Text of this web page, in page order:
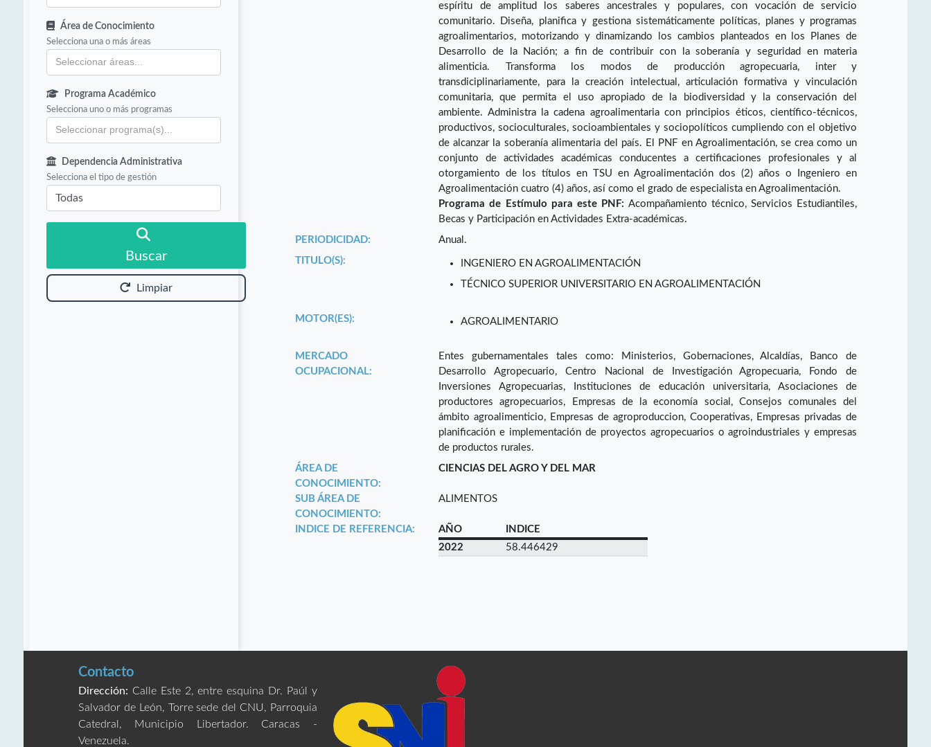
Área de Conocimiento
Selecciona una o más áreas
Programa Académico
Selecciona uno o más programas
Dependencia Administrativa
Selecciona el tipo de gestión
Buscar
Limpiar
espíritu de amplitud los saberes ancestrales y populares, con vocación de servicio
comunitario. Diseña, planifica y gestiona sistemáticamente políticas, planes y programas
agroalimentarios, motorizando y dinamizando los cambios planteados en los Planes de
Desarrollo de la Nación; a fin de contribuir con la soberanía y seguridad en materia
alimenticia. Transforma los modos de producción agropecuaria, inter y
transdiciplinariamente, para la creación intelectual, articulación formativa y vinculación
comunitaria, que permita el uso apropiado de la biodiversidad y la conservación del
ambiente. Administra la cadena agroalimentaria con principios éticos, científico-técnicos,
productivos, socioculturales, socioambientales y sociopolíticos cumpliendo con el objetivo
de alcanzar la soberanía alimentaria del país. El PNF en Agroalimentación, se crea como un
conjunto de actividades académicas conducentes a certificaciones profesionales y al
otorgamiento de los títulos en TSU en Agroalimentación dos (2) años o Ingeniero en
Agroalimentación cuatro (4) años, así como el grado de especialista en Agroalimentación.
Programa de Estímulo para este PNF: Acompañamiento técnico, Servicios Estudiantiles,
Becas y Participación en Actividades Extra-académicas.
PERIODICIDAD:
Anual.
TITULO(S):
INGENIERO EN AGROALIMENTACIÓN
TÉCNICO SUPERIOR UNIVERSITARIO EN AGROALIMENTACIÓN
MOTOR(ES): AGROALIMENTARIO
MERCADO
OCUPACIONAL:
Entes gubernamentales tales como: Ministerios, Gobernaciones, Alcaldías, Banco de
Desarrollo Agropecuario, Centro Nacional de Investigación Agropecuaria, Fondo de
Inversiones Agropecuarias, Instituciones de educación universitaria, Asociaciones de
productores agropecuarios, Empresas de la economía social, Consejos comunales del
ámbito agroalimenticio, Empresas de agroproduccion, Cooperativas, Empresas privadas de
planificación e implementación de proyectos agropecuarios o agroindustriales y empresas
de productos rurales.
ÁREA DE
CONOCIMIENTO:
CIENCIAS DEL AGRO Y DEL MAR
SUB ÁREA DE
CONOCIMIENTO:
ALIMENTOS
INDICE DE REFERENCIA: AÑO
INDICE
2022
58.446429
Contacto
Dirección: Calle Este 2, entre esquina Dr. Paúl y
Salvador de León, Torre sede del CNU, Parroquia
Catedral, Municipio Libertador. Caracas -
Venezuela.